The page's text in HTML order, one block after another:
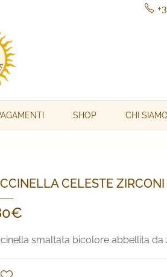
SHOP CHI SIAMO
CELESTE ZIRCONI
€
smaltata bicolore abbellita da